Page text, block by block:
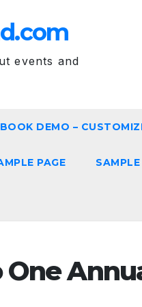
events and
DEMO –
PAGE SAMPLE